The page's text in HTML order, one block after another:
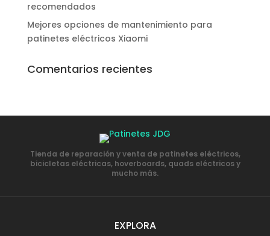
recomendados
Mejores opciones de mantenimiento para
patinetes eléctricos Xiaomi
Comentarios recientes
Tienda de reparación y venta de patinetes eléctricos,
bicicletas eléctricas, hoverboards, quads eléctricos y
mucho más.
EXPLORA